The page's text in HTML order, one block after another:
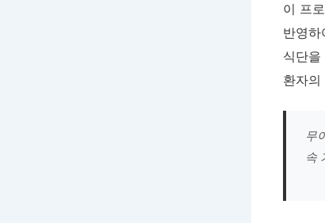
이 프
반영
식단
환자
무
속